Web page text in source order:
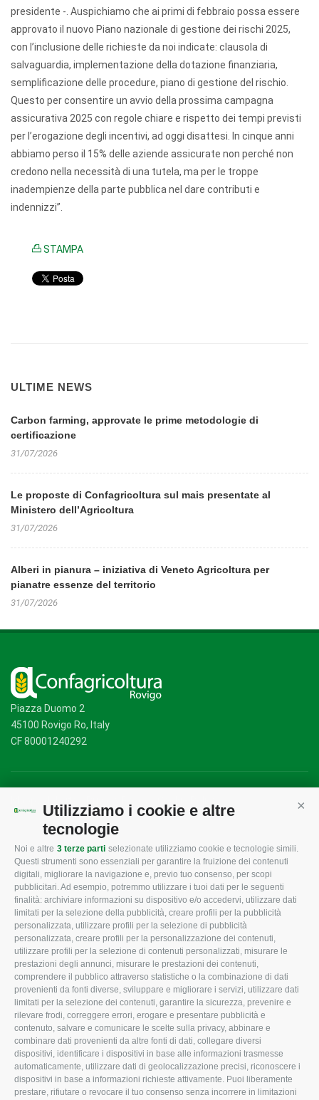
Utilizziamo i cookie e altre
tecnologie
Noi e altre 3 terze parti selezionate utilizziamo cookie e tecnologie simili.
Questi strumenti sono essenziali per garantire la fruizione dei contenuti
digitali, migliorare la navigazione e, previo tuo consenso, per scopi
pubblicitari. Ad esempio, potremmo utilizzare i tuoi dati per le seguenti
finalità: archiviare informazioni su dispositivo e/o accedervi, utilizzare dati
limitati per la selezione della pubblicità, creare profili per la pubblicità
personalizzata, utilizzare profili per la selezione di pubblicità
personalizzata, creare profili per la personalizzazione dei contenuti,
utilizzare profili per la selezione di contenuti personalizzati, misurare le
prestazioni degli annunci, misurare le prestazioni dei contenuti,
comprendere il pubblico attraverso statistiche o la combinazione di dati
provenienti da fonti diverse, sviluppare e migliorare i servizi, utilizzare dati
limitati per la selezione dei contenuti, garantire la sicurezza, prevenire e
rilevare frodi, correggere errori, erogare e presentare pubblicità e
contenuto, salvare e comunicare le scelte sulla privacy, abbinare e
combinare dati provenienti da altre fonti di dati, collegare diversi
dispositivi, identificare i dispositivi in base alle informazioni trasmesse
automaticamente, utilizzare dati di geolocalizzazione precisi, riconoscere i
dispositivi in base a informazioni richieste attivamente. Puoi liberamente
prestare, rifiutare o revocare il tuo consenso senza incorrere in limitazioni
presidente -. Auspichiamo che ai primi di febbraio possa essere
approvato il nuovo Piano nazionale di gestione dei rischi 2025,
con l’inclusione delle richieste da noi indicate: clausola di
salvaguardia, implementazione della dotazione finanziaria,
semplificazione delle procedure, piano di gestione del rischio.
Questo per consentire un avvio della prossima campagna
assicurativa 2025 con regole chiare e rispetto dei tempi previsti
per l’erogazione degli incentivi, ad oggi disattesi. In cinque anni
abbiamo perso il 15% delle aziende assicurate non perché non
credono nella necessità di una tutela, ma per le troppe
inadempienze della parte pubblica nel dare contributi e
indennizzi”.
STAMPA
ULTIME NEWS
Carbon farming, approvate le prime metodologie di
certificazione
31/07/2026
Le proposte di Confagricoltura sul mais presentate al
Ministero dell’Agricoltura
31/07/2026
Alberi in pianura – iniziativa di Veneto Agricoltura per
pianatre essenze del territorio
31/07/2026
Piazza Duomo 2
45100 Rovigo Ro, Italy
CF 80001240292
CONFAGRICOLTURA
ROVIGO
L'Associazione
Missione e Progetto
Organigramma aziendale
I Nostri Servizi
Uffici della Sede
provinciale
Le Sedi di Zona
Agricoltori S.r.l.
Whistleblowing
Confagricoltura Rovigo e
Agricoltori srl
CONFAGRICOLTURA
INFORMA
Tecnico
Fiscale
Lavoro
Ambiente
Associazione
CONFAGRICOLTURA
ATTIVA
Notizie in evidenza
Eventi